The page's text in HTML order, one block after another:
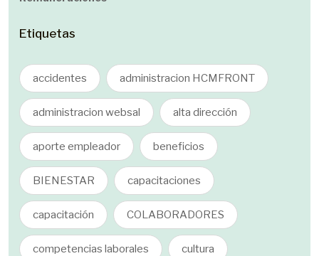
Etiquetas
accidentes administracion HCMFRONT
administracion websal alta dirección
aporte empleador beneficios
BIENESTAR capacitaciones
capacitación COLABORADORES
competencias laborales cultura